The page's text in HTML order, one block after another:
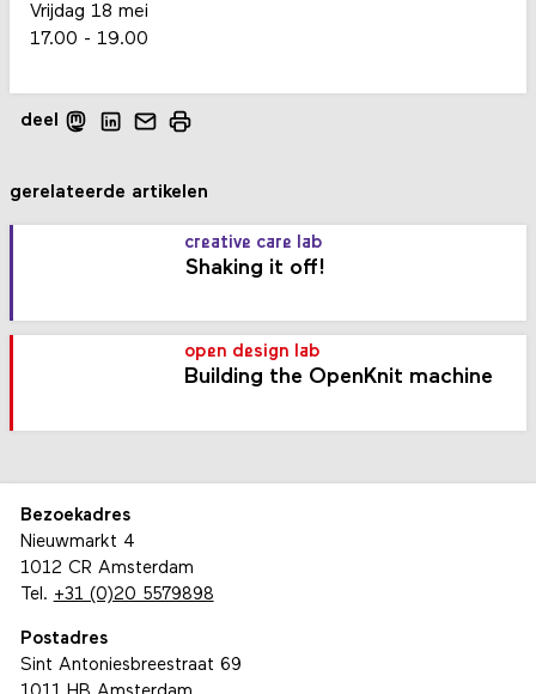
Vrijdag 18 mei
17.00 - 19.00
deel
gerelateerde artikelen
creative care lab
Shaking it off!
open design lab
Building the OpenKnit machine
Bezoekadres
Nieuwmarkt 4
1012 CR Amsterdam
Tel. +31 (0)20 5579898
Postadres
Sint Antoniesbreestraat 69